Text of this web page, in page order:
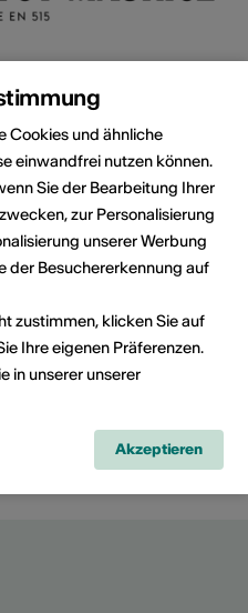
15 34
Cookies und ähnliche
einwandfrei nutzen können.
Sie der Bearbeitung Ihrer
zur Personalisierung
unserer Werbung
der Besuchererkennung auf
zustimmen, klicken Sie auf
Ihre eigenen Präferenzen.
in unserer unserer
Akzeptieren